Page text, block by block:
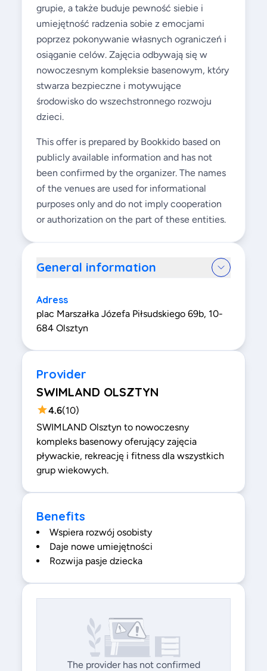
grupie, a także buduje pewność siebie i
umiejętność radzenia sobie z emocjami
poprzez pokonywanie własnych ograniczeń i
osiąganie celów. Zajęcia odbywają się w
nowoczesnym kompleksie basenowym, który
stwarza bezpieczne i motywujące
środowisko do wszechstronnego rozwoju
dzieci.
This offer is prepared by Bookkido based on
publicly available information and has not
been confirmed by the organizer. The names
of the venues are used for informational
purposes only and do not imply cooperation
or authorization on the part of these entities.
General information
Adress
plac Marszałka Józefa Piłsudskiego 69b, 10-
684 Olsztyn
Provider
SWIMLAND OLSZTYN
4.6(10)
SWIMLAND Olsztyn to nowoczesny
kompleks basenowy oferujący zajęcia
pływackie, rekreację i fitness dla wszystkich
grup wiekowych.
Benefits
Wspiera rozwój osobisty
Daje nowe umiejętności
Rozwija pasje dziecka
The provider has not confirmed